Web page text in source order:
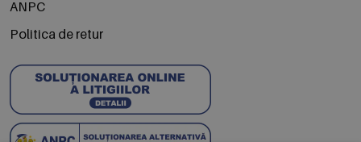
ANPC
Politica de retur